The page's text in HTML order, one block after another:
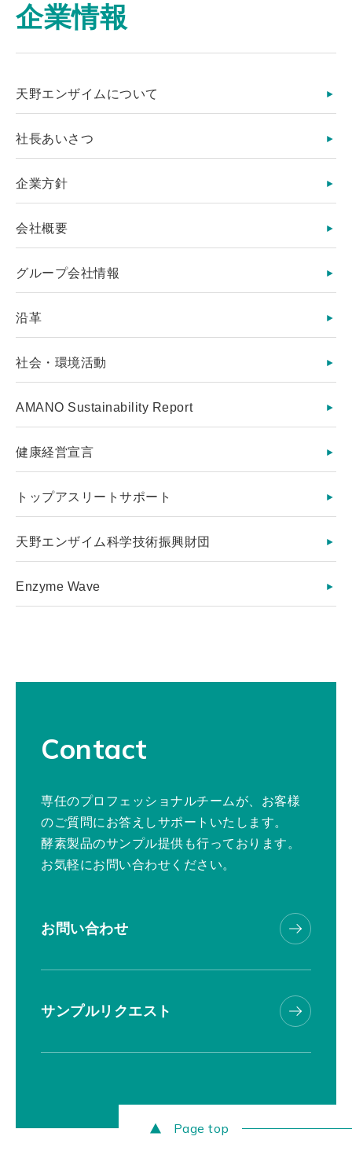
企業情報
天野エンザイムについて
社長あいさつ
企業方針
会社概要
グループ会社情報
沿革
社会・環境活動
AMANO Sustainability Report
健康経営宣言
トップアスリートサポート
天野エンザイム科学技術振興財団
Enzyme Wave
Contact
専任のプロフェッショナルチームが、お客様
のご質問にお答えしサポートいたします。
酵素製品のサンプル提供も行っております。
お気軽にお問い合わせください。
お問い合わせ
サンプルリクエスト
Page top